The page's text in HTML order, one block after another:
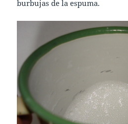
burbujas de la espuma.